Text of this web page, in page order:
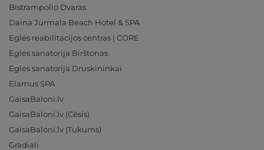
Bistrampolio Dvaras
Daina Jurmala Beach Hotel & SPA
Eglės reabilitacijos centras | CORE
Eglės sanatorija Birštonas
Eglės sanatorija Druskininkai
Elamus SPA
GaisaBaloni.lv
GaisaBaloni.lv (Cēsis)
GaisaBaloni.lv (Tukums)
Gradiali